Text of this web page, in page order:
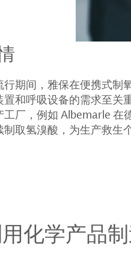
期间，雅保在便携式制
置和呼吸设备的需求至
厂，例如 Albemarle 在
取氢溴酸，为生产救生
化学产品